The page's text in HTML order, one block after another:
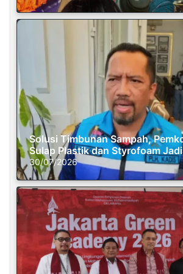
Solusi Timbunan Sampah,
Sulap Plastik dan Styrofoam
30/07/2026